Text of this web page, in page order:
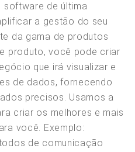
software de última
a gestão do seu
da gama de produtos
produto, você pode criar
que irá visualizar e
de dados, fornecendo
precisos. Usamos a
criar os melhores e mais
você. Exemplo:
de comunicação